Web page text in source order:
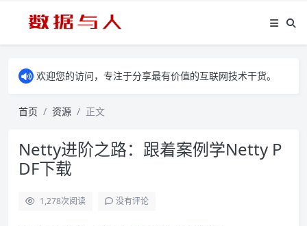
欢迎您的访问，专注于分享最有价值的互联网技术干货。
首页 资源 正文
Netty进阶之路：跟着案例学Netty P
DF下载
1,278次阅读 没有评论